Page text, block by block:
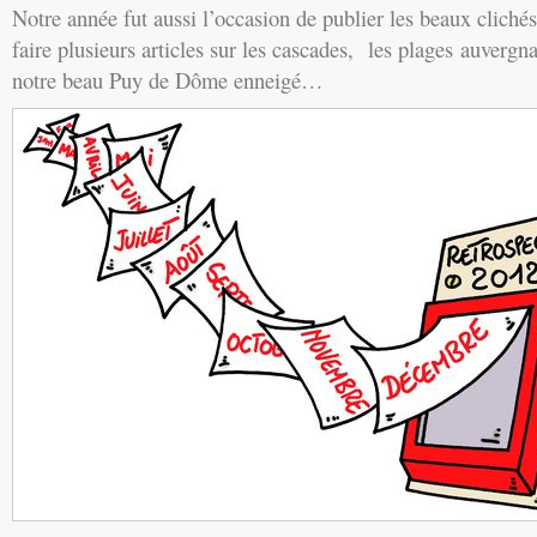
Notre année fut aussi l’occasion de publier les beaux
faire plusieurs articles sur les cascades, les plages
notre beau Puy de Dôme enneigé…